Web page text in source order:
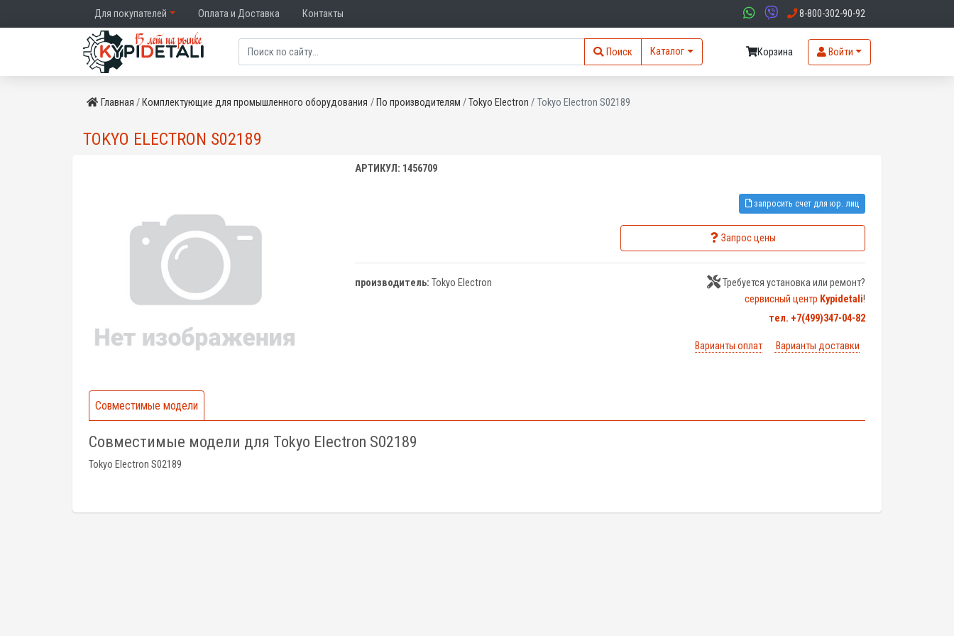
Для покупателей Оплата и Доставка Контакты 8-800-302-90-92
Поиск Каталог Корзина Войти
Главная Комплектующие для промышленного оборудования По производителям Tokyo Electron Tokyo Electron S02189
TOKYO ELECTRON S02189
АРТИКУЛ: 1456709
запросить счет для юр. лиц
Запрос цены
производитель: Tokyo Electron
Требуется установка или ремонт?
сервисный центр Kypidetali!
тел. +7(499)347-04-82
Варианты оплат Варианты доставки
Совместимые модели
Совместимые модели для Tokyo Electron S02189
Tokyo Electron S02189